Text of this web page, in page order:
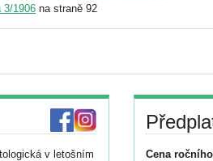
3/1906 na straně 92
v letošním
Cena